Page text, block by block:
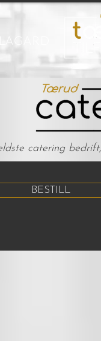
catering
BESTILL